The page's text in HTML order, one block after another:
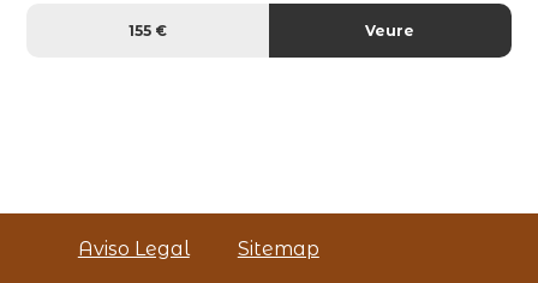
155 € Veure
Aviso Legal Sitemap